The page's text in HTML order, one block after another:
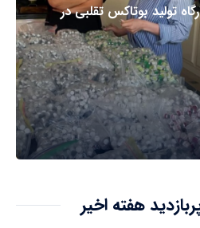
تولید بوتاکس تقلبی در
هفته اخیر